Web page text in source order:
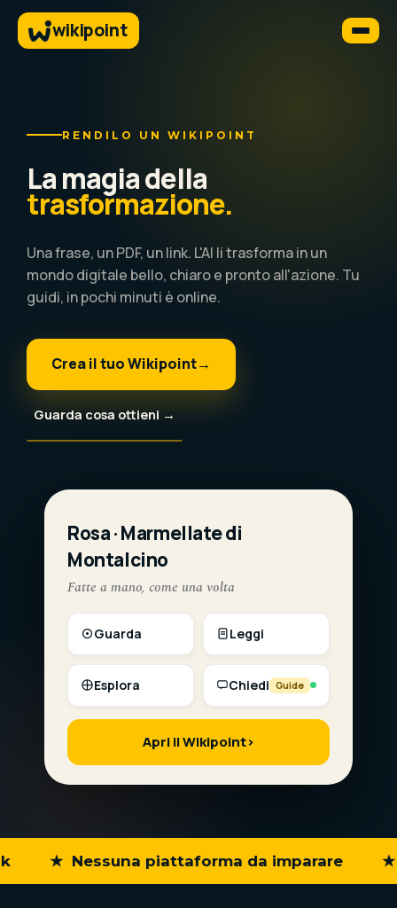
wikipoint
RENDILO UN WIKIPOINT
La magia della
trasformazione.
Una frase, un PDF, un link. L'AI li trasforma in un
mondo digitale bello, chiaro e pronto all'azione. Tu
guidi, in pochi minuti è online.
Crea il tuo Wikipoint→
Guarda cosa ottieni →
Rosa · Marmellate di
Montalcino
Fatte a mano, come una volta
Guarda Leggi
Esplora Chiedi Guide
Apri il Wikipoint›
★ Nessuna piattaforma da imparare ★ In